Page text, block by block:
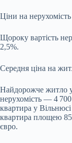
Ціни на
Щороку вартість
2,5%.
Середня ціна на
Найдорожче житло
нерухомість — 4
квартира у
квартира площею 85
євро.